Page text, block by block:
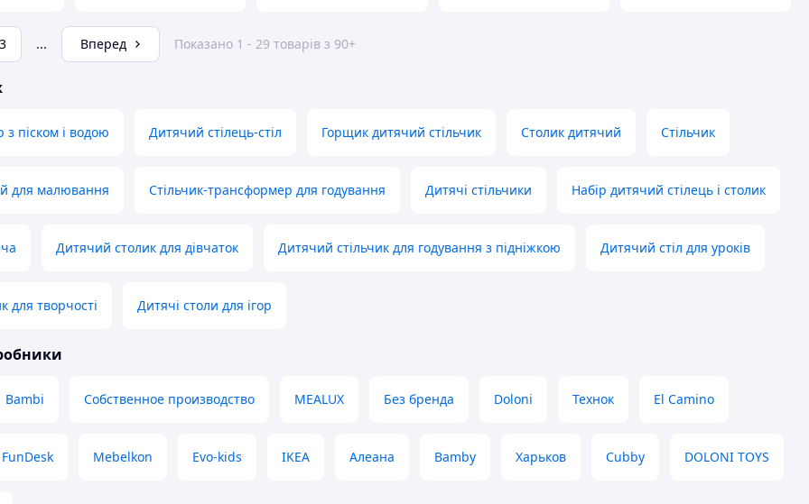
3 ... Вперед Показано 1 - 29 товарів з 90+
з піском і водою Дитячий стілець-стіл Горщик дитячий стільчик Столик дитячий Стільчик
для малювання Стільчик-трансформер для годування Дитячі стільчики Набір дитячий стілець і столик
Дитячий столик для дівчаток Дитячий стільчик для годування з підніжкою Дитячий стіл для уроків
для творчості Дитячі столи для ігор
Bambi Собственное производство MEALUX Без бренда Doloni Технок El Camino
FunDesk Mebelkon Evo-kids IKEA Алеана Bamby Харьков Cubby DOLONI TOYS